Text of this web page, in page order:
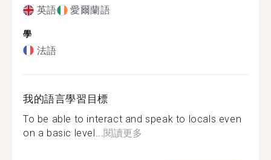
英語 愛爾蘭語
學
法語
我的語言學習目標
To be able to interact and speak to locals even
on a basic level... 閱讀更多